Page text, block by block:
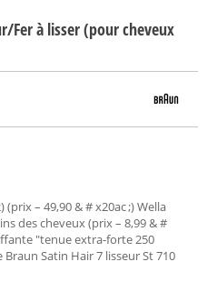
Fer à lisser (pour cheveux
(prix – 49,90 & # x20ac ;) Wella
des cheveux (prix – 8,99 & #
"tenue extra-forte 250
Braun Satin Hair 7 lisseur St 710